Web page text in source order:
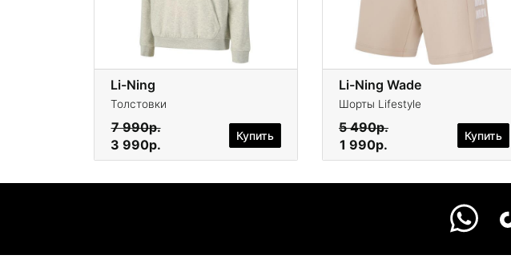
Li-Ning
Толстовки
7 990р.
3 990р.
Купить
Li-Ning Wade
Шорты Lifestyle
5 490р.
1 990р.
Купить